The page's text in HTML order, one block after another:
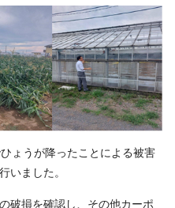
ょうが降ったことによる被害
いました。
破損を確認し、その他カーポ